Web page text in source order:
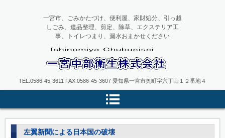
一宮中部衛生
一宮市、ごみかたづけ、便利屋、家財処分、引っ越
しごみ、遺品整理、剪定、除草、エクステリア工
事、トイレつまり、漏水おまかせください
TEL.0586-45-3611 FAX.0586-45-3607 愛知県一宮市奥町字六丁山１２番地４
左翼新聞による日本国の破壊